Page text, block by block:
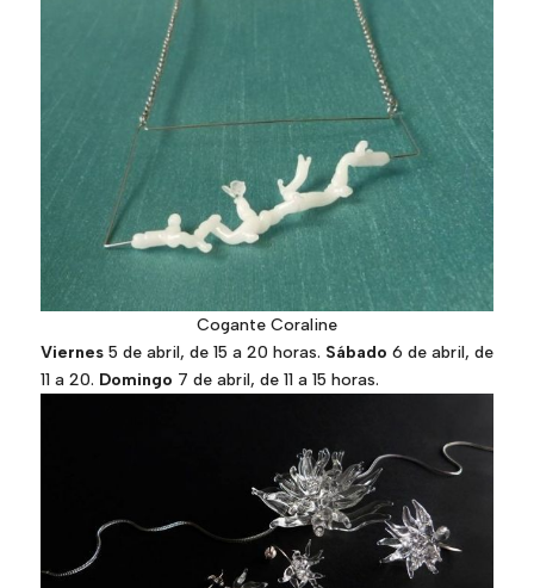
Cogante Coraline
Viernes5 de abril, de 15 a 20 horas. Sábado 6 de abril, de
11 a 20. Domingo 7 de abril, de 11 a 15 horas.